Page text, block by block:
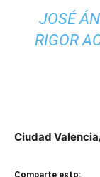
JOSÉ
RIGOR
Ciudad
Comparte esto: